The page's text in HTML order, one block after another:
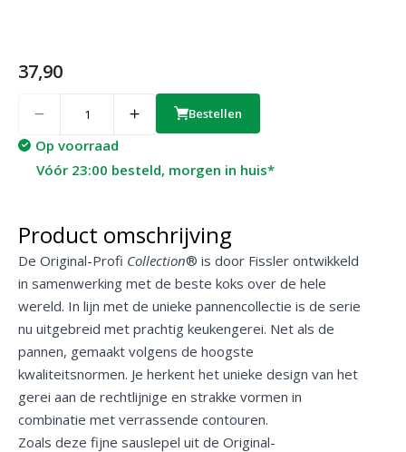
37,90
Bestellen
Op voorraad
Vóór 23:00 besteld, morgen in huis*
Product omschrijving
De Original-Profi Collection® is door Fissler ontwikkeld
in samenwerking met de beste koks over de hele
wereld. In lijn met de unieke pannencollectie is de serie
nu uitgebreid met prachtig keukengerei. Net als de
pannen, gemaakt volgens de hoogste
kwaliteitsnormen. Je herkent het unieke design van het
gerei aan de rechtlijnige en strakke vormen in
combinatie met verrassende contouren.
Zoals deze fijne sauslepel uit de Original-